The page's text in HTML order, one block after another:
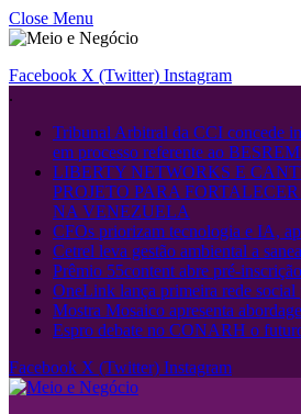
Close Menu
Facebook X (Twitter) Instagram
.
Tribunal Arbitral da CCI concede
em processo referente ao
LIBERTY NETWORKS E
PROJETO PARA
NA VENEZUELA
CFOs priorizam tecnologia e IA,
Cetrel leva gestão ambiental a
Prêmio 55content abre pré-
OneLink lança primeira rede social
Mostra Mosaico apresenta
Espro debate no CONARH o
Facebook X (Twitter) Instagram